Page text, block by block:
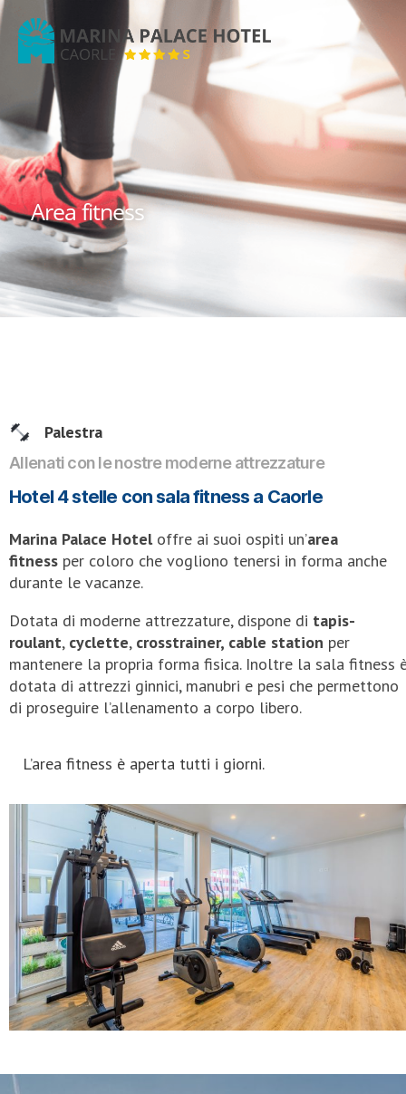
Marina
Palace
Hotel
Area fitness
Palestra
Allenati con le nostre moderne attrezzature
Hotel 4 stelle con sala fitness a Caorle
Marina Palace Hoteloffre ai suoi ospiti un’area
fitness per coloro che vogliono tenersi in forma anche
durante le vacanze.
Dotata di moderne attrezzature, dispone di tapis-
roulant, cyclette, crosstrainer, cable station per
mantenere la propria forma fisica. Inoltre la sala fitness
dotata di attrezzi ginnici, manubri e pesi che permettono
di proseguire l’allenamento a corpo libero.
L’area fitness è aperta tutti i giorni.